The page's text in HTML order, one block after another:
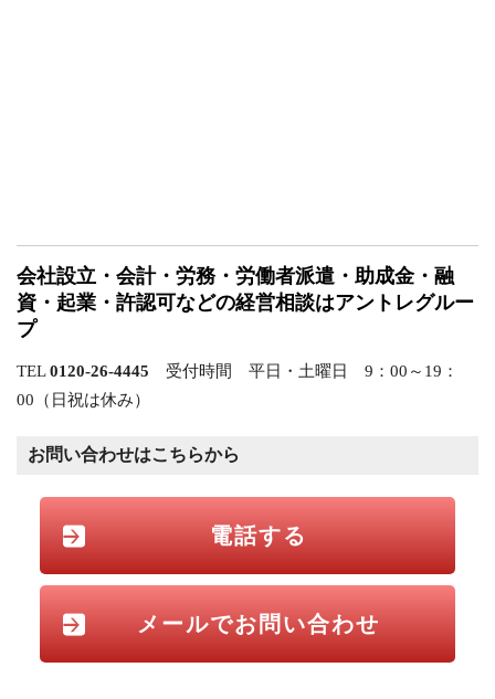
会社設立・会計・労務・労働者派遣・助成金・融
資・起業・許認可などの経営相談はアントレグルー
プ
TEL0120-26-4445 受付時間 平日・土曜日 9：00～19：
00（日祝は休み）
お問い合わせはこちらから
電話する
メールでお問い合わせ